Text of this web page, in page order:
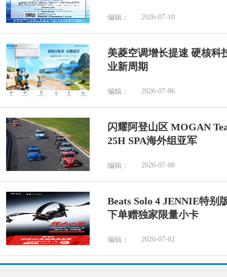
编辑： 2026-07-10
美菱空调增长提速 硬核科
业新周期
编辑： 2026-07-06
闪耀阿登山区 MOGAN
25H SPA海外组亚军
编辑： 2026-07-08
Beats Solo 4 JENNIE特别
下单赠独家限量小卡
编辑： 2026-07-02